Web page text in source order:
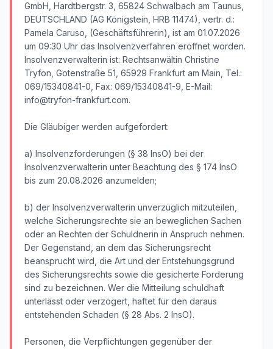
GmbH, Hardtbergstr. 3, 65824 Schwalbach am Taunus,
DEUTSCHLAND (AG Königstein, HRB 11474), vertr. d.:
Pamela Caruso, (Geschäftsführerin), ist am 01.07.2026
um 09:30 Uhr das Insolvenzverfahren eröffnet worden.
Insolvenzverwalterin ist: Rechtsanwältin Christine
Tryfon, Gotenstraße 51, 65929 Frankfurt am Main, Tel.:
069/15340841-0, Fax: 069/15340841-9, E-Mail:
info@tryfon-frankfurt.com.
Die Gläubiger werden aufgefordert:
a) Insolvenzforderungen (§ 38 InsO) bei der
Insolvenzverwalterin unter Beachtung des § 174 InsO
bis zum 20.08.2026 anzumelden;
b) der Insolvenzverwalterin unverzüglich mitzuteilen,
welche Sicherungsrechte sie an beweglichen Sachen
oder an Rechten der Schuldnerin in Anspruch nehmen.
Der Gegenstand, an dem das Sicherungsrecht
beansprucht wird, die Art und der Entstehungsgrund
des Sicherungsrechts sowie die gesicherte Forderung
sind zu bezeichnen. Wer die Mitteilung schuldhaft
unterlässt oder verzögert, haftet für den daraus
entstehenden Schaden (§ 28 Abs. 2 InsO).
Personen, die Verpflichtungen gegenüber der